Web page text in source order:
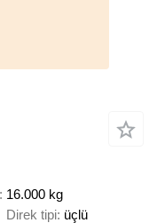
16.000 kg
Direk tipi üçlü